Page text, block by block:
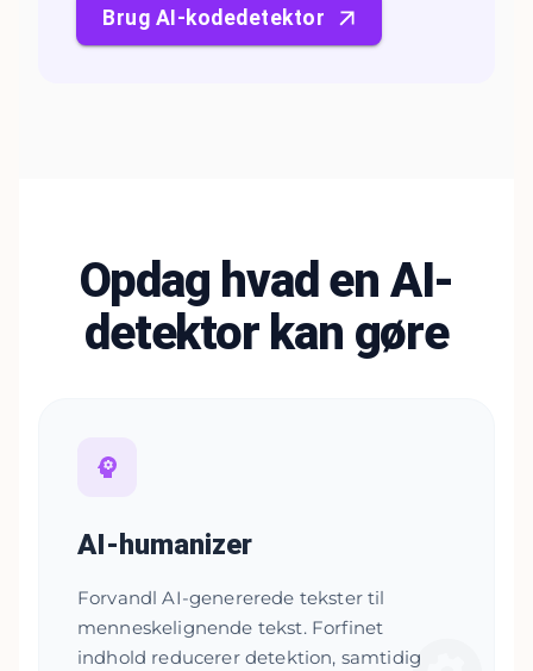
Brug AI-kodedetektor
Opdag hvad en AI-
detektor kan gøre
AI-humanizer
Forvandl AI-genererede tekster til
menneskelignende tekst. Forfinet
indhold reducerer detektion, samtidig